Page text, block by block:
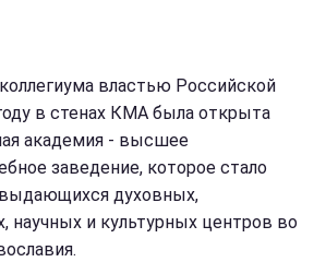
властью Российской
в стенах КМА была открыта
академия - высшее
заведение, которое стало
духовных,
научных и культурных центров во